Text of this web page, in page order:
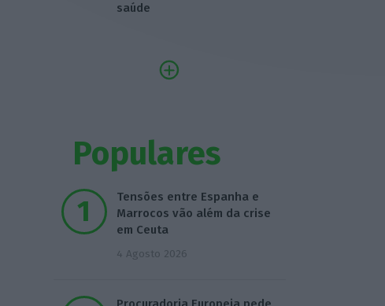
saúde
Populares
Tensões entre Espanha e
Marrocos vão além da crise
em Ceuta
4 Agosto 2026